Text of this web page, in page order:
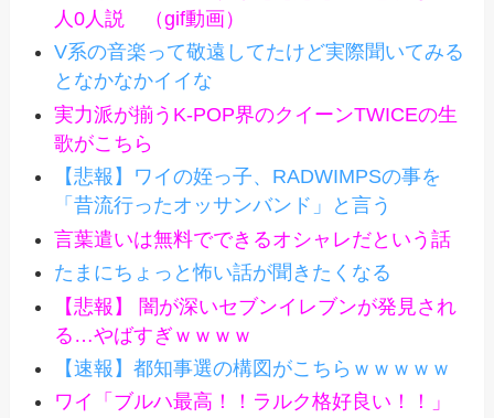
人0人説 （gif動画）
V系の音楽って敬遠してたけど実際聞いてみる
となかなかイイな
実力派が揃うK-POP界のクイーンTWICEの生
歌がこちら
【悲報】ワイの姪っ子、RADWIMPSの事を
「昔流行ったオッサンバンド」と言う
言葉遣いは無料でできるオシャレだという話
たまにちょっと怖い話が聞きたくなる
【悲報】 闇が深いセブンイレブンが発見され
る…やばすぎｗｗｗｗ
【速報】都知事選の構図がこちらｗｗｗｗｗ
ワイ「ブルハ最高！！ラルク格好良い！！」